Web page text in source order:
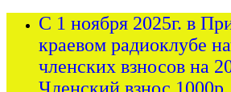
С 1 ноября 2025г. в
краевом радиоклубе
членских взносов на